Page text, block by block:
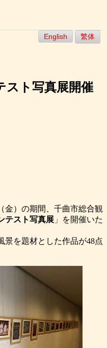
English 繁体
スト写真展開催
金）の期間、千曲市総合観
テスト写真展 」を開催いた
景を題材とした作品が48点